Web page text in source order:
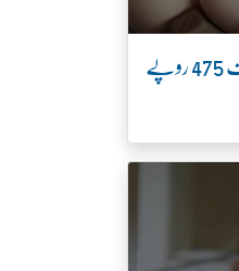
برائلر گوشت کے نرخ میں اضافہ، قیمت 475 روپے